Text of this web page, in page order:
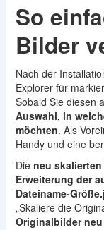
So
Bilder
Nach der
Explorer für
Sobald Sie diesen
Auswahl, in
möchten. Als
Handy und eine
Die neu
Erweiterung der
Dateiname-
„Skaliere die
Originalbilder